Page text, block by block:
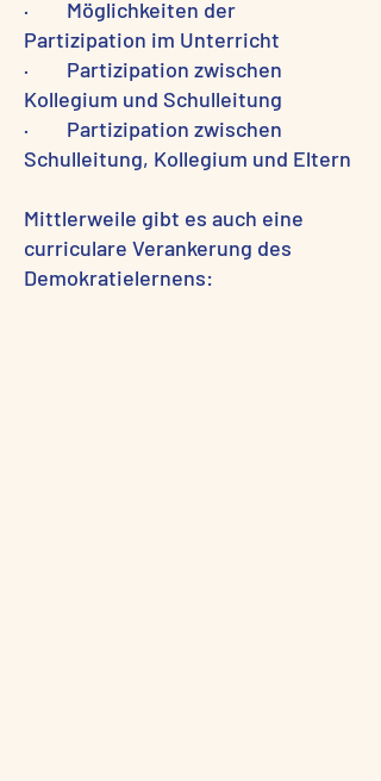
· Möglichkeiten der
Partizipation im Unterricht
· Partizipation zwischen
Kollegium und Schulleitung
· Partizipation zwischen
Schulleitung, Kollegium und Eltern
Mittlerweile gibt es auch eine
curriculare Verankerung des
Demokratielernens: